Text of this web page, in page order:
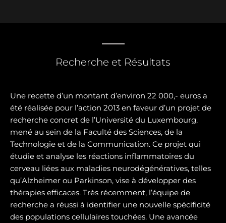
Recherche et Résultats
Une recette d’un montant d’environ 22 000,- euros a
été réalisée pour l’action 2013 en faveur d’un projet de
recherche concret de l’Université du Luxembourg,
mené au sein de la Faculté des Sciences, de la
Technologie et de la Communication. Ce projet qui
étudie et analyse les réactions inflammatoires du
cerveau liées aux maladies neurodégénératives, telles
qu’Alzheimer ou Parkinson, vise à développer des
thérapies efficaces. Très récemment, l’équipe de
recherche a réussi à identifier une nouvelle spécificité
des populations cellulaires touchées. Une avancée